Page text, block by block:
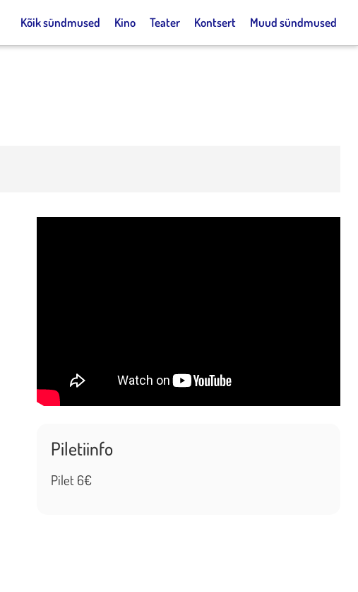
Kõik sündmused Kino Teater Kontsert Muud sündmused
Piletiinfo
Pilet 6€